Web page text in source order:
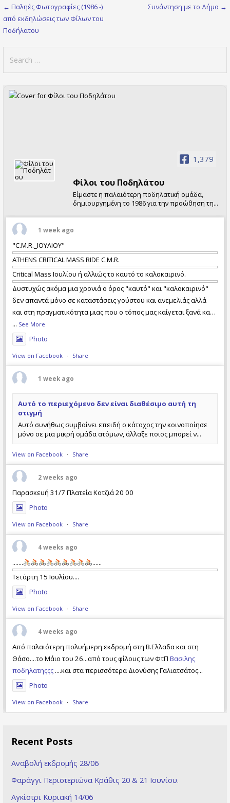
Post
navigation
← Παληές Φωτογραφίες (1986 -)
από εκδηλώσεις των Φίλων του
Ποδήλατου
Συνάντηση με το Δήμο →
for:
1,379
Φίλοι τoυ Ποδηλάτου
Είμαστε η παλαιότερη ποδηλατική ομάδα,
δημιουργημένη το 1986 για την προώθηση της
πολυήμερες εξορμήσεις σε Ελλάδα και
1 week ago
"C.M.R._ΙΟΥΛΙΟΥ"
ATHENS CRITICAL MASS RIDE C.M.R.
Critical Mass Ιουλίου ή αλλιώς το καυτό το καλοκαιρινό.
Δυστυχώς ακόμα μια χρονιά ο όρος "καυτό" και "καλοκαιρινό"
δεν απαντά μόνο σε καταστάσεις γούστου και ανεμελιάς αλλά
και στη πραγματικότητα μιας που ο τόπος μας καίγεται ξανά και
με απώλειες ανθρώπινων ζωών. Τι φταίει και τι όχι, ποιός έχει
τις ευθύνες και ποιός όχι, ας το αναλογιστεί ο καθέν
... See More
Photo
View on Facebook · Share
1 week ago
Αυτό το περιεχόμενο δεν είναι διαθέσιμο αυτή τη
στιγμή
Αυτό συνήθως συμβαίνει επειδή ο κάτοχος την κοινοποίησε
μόνο σε μια μικρή ομάδα ατόμων, άλλαξε ποιος μπορεί ν...
View on Facebook · Share
2 weeks ago
Παρασκευή 31/7 Πλατεία Κοτζιά 20 00
Photo
View on Facebook · Share
4 weeks ago
.......
......
Τετάρτη 15 Ιουλίου....
Photo
View on Facebook · Share
4 weeks ago
Από παλαιότερη πολυήμερη εκδρομή στη Β.Ελλαδα και στη
Θάσο....το Μάιο του 26...από τους φίλους των ΦτΠΒασιλης
ποδηλατηςςς ....και στα περισσότερα Διονύσης Γαλιατσάτος...
Photo
View on Facebook · Share
Recent Posts
Αναβολή εκδρομής 28/06
Φαράγγι Περιστεριώνα Κράθις 20 & 21 Ioυνίου.
Αγκίστρι Κυριακή 14/06